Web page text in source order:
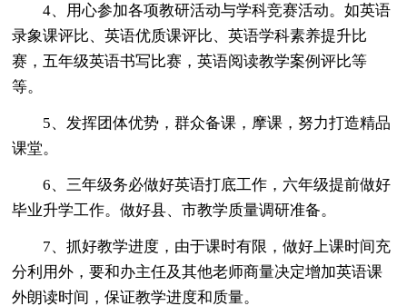
4、用心参加各项教研活动与学科竞赛活动。如英语
录象课评比、英语优质课评比、英语学科素养提升比
赛，五年级英语书写比赛，英语阅读教学案例评比等
等。
5、发挥团体优势，群众备课，摩课，努力打造精品
课堂。
6、三年级务必做好英语打底工作，六年级提前做好
毕业升学工作。做好县、市教学质量调研准备。
7、抓好教学进度，由于课时有限，做好上课时间充
分利用外，要和办主任及其他老师商量决定增加英语课
外朗读时间，保证教学进度和质量。